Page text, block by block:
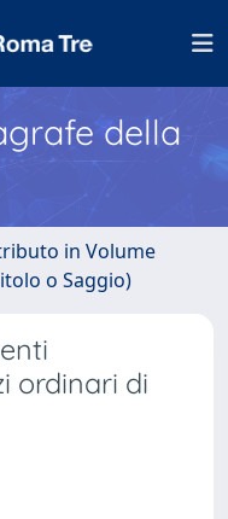
della
in Volume
o Saggio)
ordinari di